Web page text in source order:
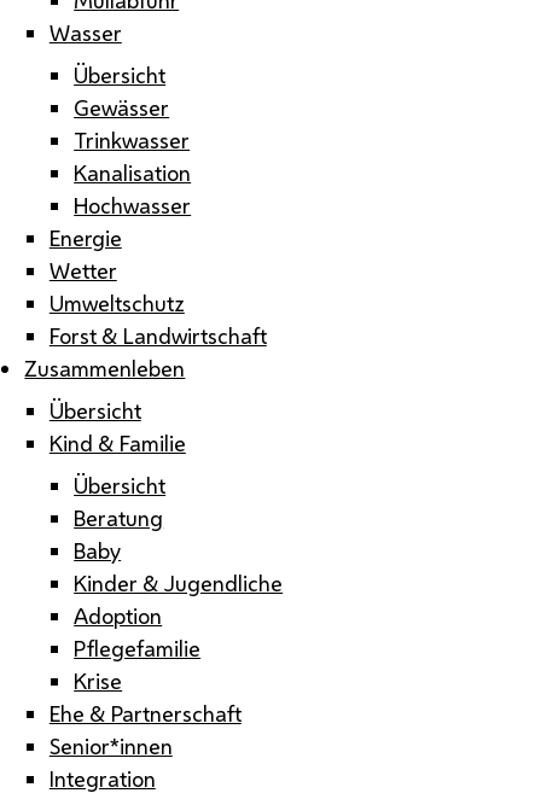
Wasser
Übersicht
Gewässer
Trinkwasser
Kanalisation
Hochwasser
Energie
Wetter
Umweltschutz
Forst & Landwirtschaft
Zusammenleben
Übersicht
Kind & Familie
Übersicht
Beratung
Baby
Kinder & Jugendliche
Adoption
Pflegefamilie
Krise
Ehe & Partnerschaft
Senior*innen
Integration